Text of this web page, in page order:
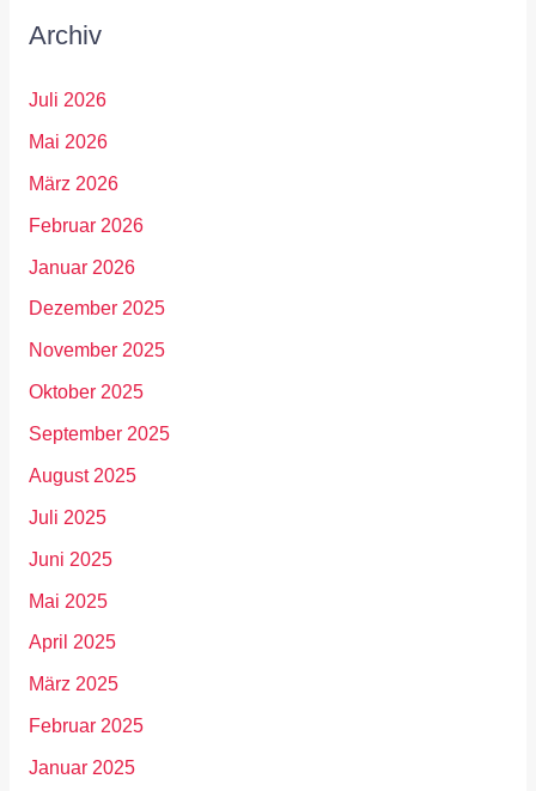
Archiv
Juli 2026
Mai 2026
März 2026
Februar 2026
Januar 2026
Dezember 2025
November 2025
Oktober 2025
September 2025
August 2025
Juli 2025
Juni 2025
Mai 2025
April 2025
März 2025
Februar 2025
Januar 2025